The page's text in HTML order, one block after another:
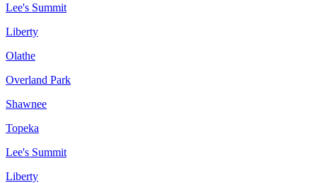
Lee's Summit
Liberty
Olathe
Overland Park
Shawnee
Topeka
Lee's Summit
Liberty